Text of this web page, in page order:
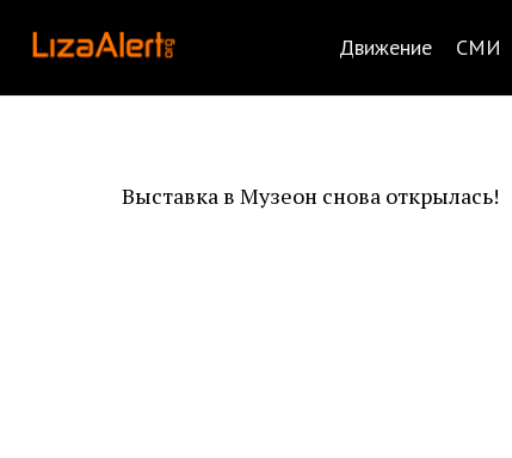
Движение СМИ
Выставка в Музеон снова открылась!